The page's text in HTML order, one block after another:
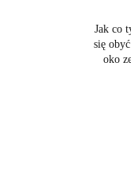
Jak co
się
oko